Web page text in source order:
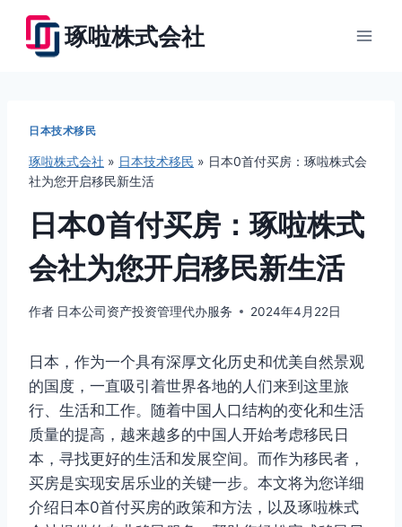
琢啦株式会社
日本技术移民
琢啦株式会社 » 日本技术移民 » 日本0首付买房：琢啦株式会
社为您开启移民新生活
日本0首付买房：琢啦株式
会社为您开启移民新生活
作者 日本公司资产投资管理代办服务 2024年4月22日
日本，作为一个具有深厚文化历史和优美自然景观
的国度，一直吸引着世界各地的人们来到这里旅
行、生活和工作。随着中国人口结构的变化和生活
质量的提高，越来越多的中国人开始考虑移民日
本，寻找更好的生活和发展空间。而作为移民者，
买房是实现安居乐业的关键一步。本文将为您详细
介绍日本0首付买房的政策和方法，以及琢啦株式